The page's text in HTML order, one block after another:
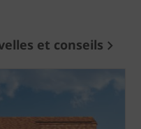
et conseils